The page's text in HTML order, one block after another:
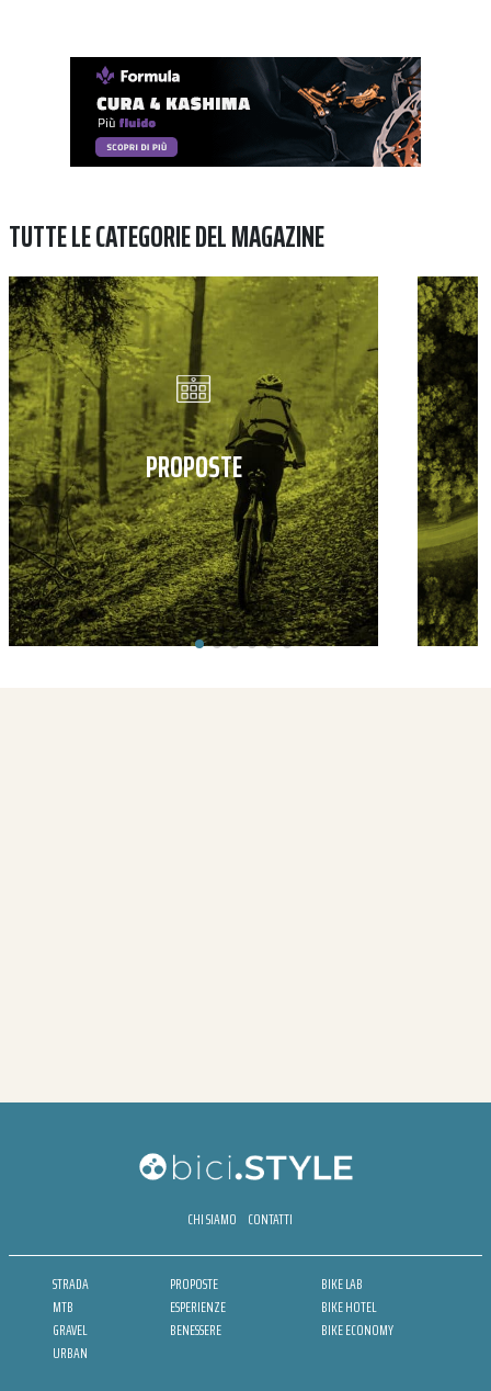
TUTTE LE CATEGORIE DEL MAGAZINE
PROPOSTE
CHI SIAMO CONTATTI
STRADA
MTB
GRAVEL
URBAN
PROPOSTE
ESPERIENZE
BENESSERE
BIKE LAB
BIKE HOTEL
BIKE ECONOMY